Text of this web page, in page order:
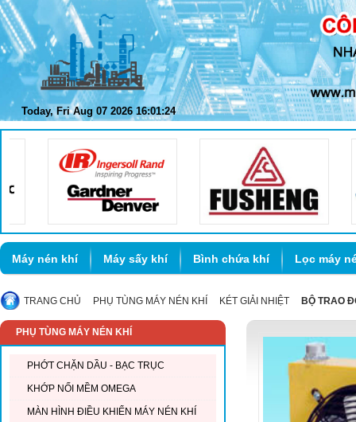
Today, Fri Aug 07 2026 16:01:25
Máy nén khí Máy sấy khí Bình chứa khí Lọc máy
TRANG CHỦ PHỤ TÙNG MÁY NÉN KHÍ KÉT GIẢI NHIỆT BỘ TRAO
PHỤ TÙNG MÁY NÉN KHÍ
PHỚT CHẶN DẦU - BẠC TRỤC
KHỚP NỐI MỀM OMEGA
MÀN HÌNH ĐIỀU KHIỂN MÁY NÉN KHÍ